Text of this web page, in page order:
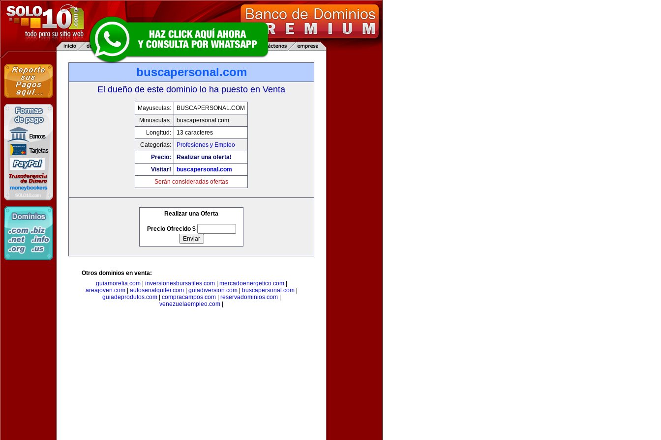
buscapersonal.com
El dueño de este dominio lo ha puesto en Venta
Mayusculas:
BUSCAPERSONAL.COM
Minusculas:
buscapersonal.com
Longitud:
13 caracteres
Categorias:
Profesiones y Empleo
Precio:
Realizar una oferta!
Visitar!
buscapersonal.com
Serán consideradas ofertas
Realizar una Oferta
Precio Ofrecido $
Otros dominios en venta:
guiamorelia.com| inversionesbursatiles.com| mercadoenergetico.com|
areajoven.com| autosenalquiler.com| guiadiversion.com| buscapersonal.com|
guiadeprodutos.com| compracampos.com| reservadominios.com|
venezuelaempleo.com